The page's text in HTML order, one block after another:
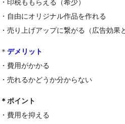
・印税ももらえる（希少）
・自由にオリジナル作品を作れる
・売り上げアップに繋がる（広告効果
＊ デメリット
・費用がかかる
・売れるかどうか分からない
＊ポイント
・費用を抑える